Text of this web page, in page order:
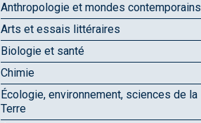
Anthropologie et mondes contemporains
Arts et essais littéraires
Biologie et santé
Chimie
Écologie, environnement, sciences de la
Terre